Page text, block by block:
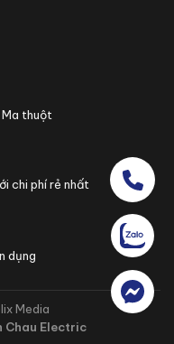
Ma thuột
chi phí rẻ nhất
dụng
Media
Chau Electric